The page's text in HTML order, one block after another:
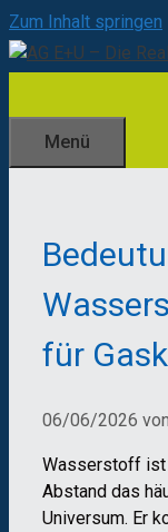
Zum Inhalt springen
Menü
für
06/06/2026 von
Wasserstoff
Abstand das
Universum. Er